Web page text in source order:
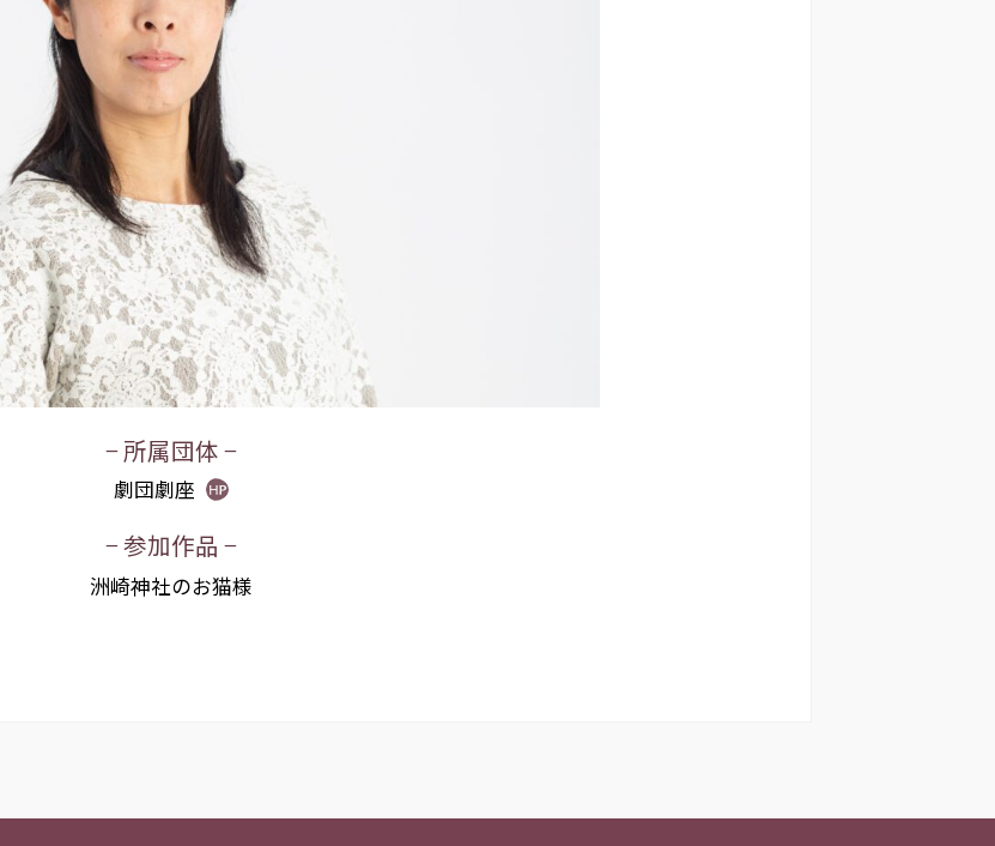
− 所属団体 −
劇団劇座
− 参加作品 −
洲崎神社のお猫様